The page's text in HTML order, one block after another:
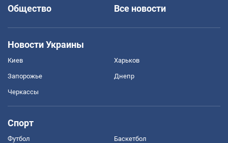
Общество
Все новости
Новости Украины
Киев Харьков
Запорожье Днепр
Черкассы
Спорт
Футбол Баскетбол